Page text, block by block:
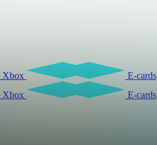
Xbox
E-cards
Xbox E-cards